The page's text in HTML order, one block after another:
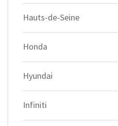
Hauts-de-Seine
Honda
Hyundai
Infiniti